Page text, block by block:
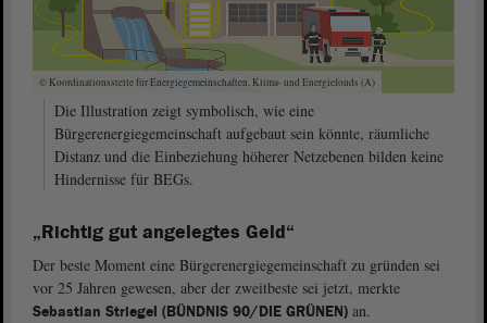
© Koordinationsstelle für Energiegemeinschaften, Klima- und Energiefonds (A)
Die Illustration zeigt symbolisch, wie eine
Bürgerenergiegemeinschaft aufgebaut sein könnte, räumliche
Distanz und die Einbeziehung höherer Netzebenen bilden keine
Hindernisse für BEGs.
„Richtig gut angelegtes Geld“
Der beste Moment eine Bürgerenergiegemeinschaft zu gründen sei
vor 25 Jahren gewesen, aber der zweitbeste sei jetzt, merkte
Sebastian Striegel (BÜNDNIS 90/DIE GRÜNEN) an.